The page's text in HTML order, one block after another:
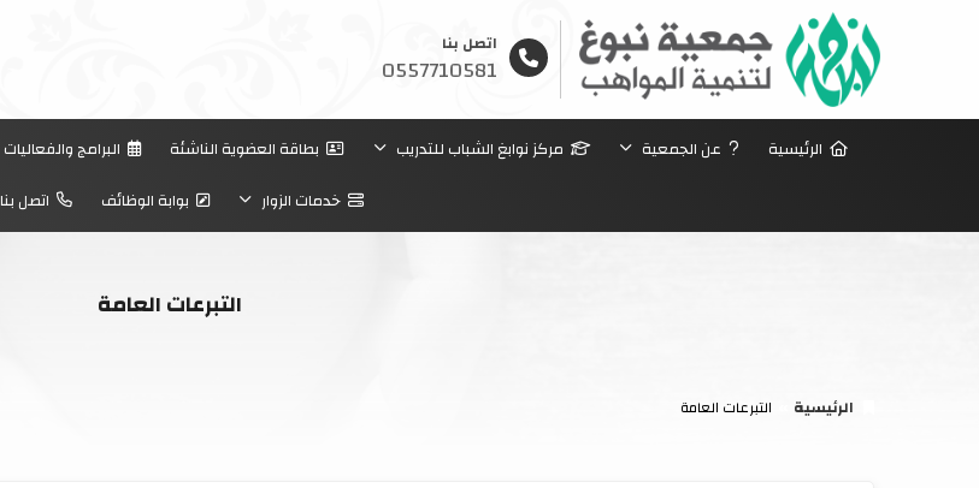
اتصل بنا
0557710581
الرئيسية عن الجمعية مركز نوابغ الشباب للتدريب بطاقة العضوية الناشئة البرامج والفعاليات
خدمات الزوار
بوابة الوظائف اتصل بنا
التبرعات العامة
الرئيسية التبرعات العامة